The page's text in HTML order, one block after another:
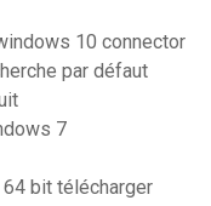
10 connector
par défaut
7
bit télécharger